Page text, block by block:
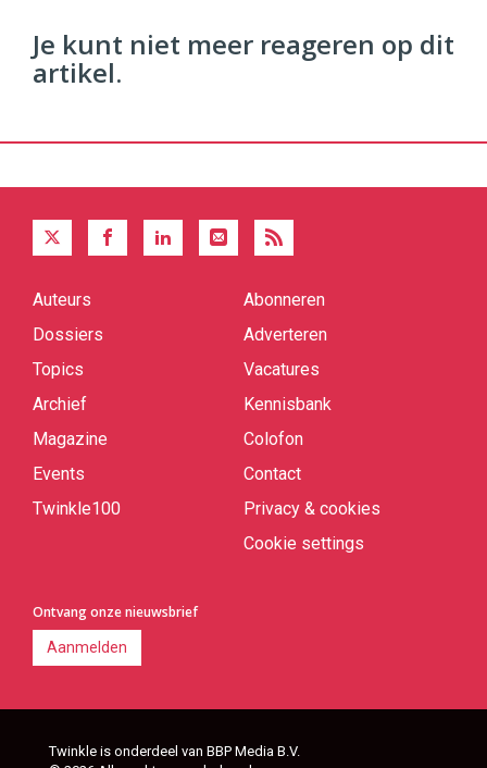
Je kunt niet meer reageren op dit
artikel.
Quick
Auteurs
Dossiers
Topics
Archief
Magazine
Events
Twinkle100
Abonneren
Adverteren
Vacatures
Kennisbank
Colofon
Contact
Privacy & cookies
Cookie settings
Ontvang onze nieuwsbrief
Aanmelden
Twinkle is onderdeel van BBP Media B.V.